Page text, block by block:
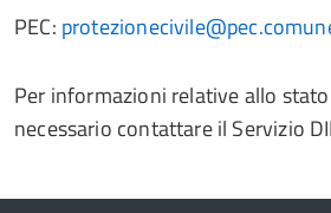
PEC:
Per informazioni relative allo
necessario contattare il Servizio